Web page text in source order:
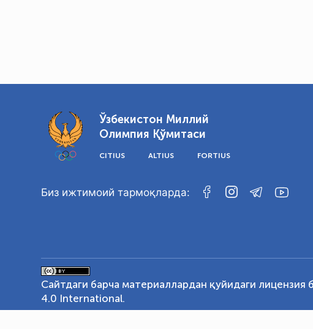
Ўзбекистон Миллий
Олимпия Қўмитаси
CITIUS ALTIUS FORTIUS
Биз ижтимоий тармоқларда:
Сайтдаги барча материаллардан қуйидаги
4.0 International.